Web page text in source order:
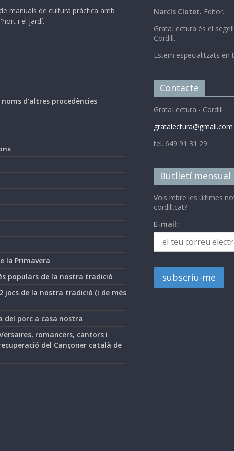
manuals de cultura pràctica amb
i el jardí.
d'altres procedències
la Primavera
populars de la nostra tradició
jocs de la nostra tradició (i de més
del porc a casa nostra
romancers, cantors i
del Cançoner català de
Narcís Clotet. Editor.
GrataLectura és el
Cordill.
Estem especialitzats en
Contacte
GrataLectura - Cordill
gratalectura@gmail.com
tel. 649 91 31 29
Butlletí mensual
Vols rebre les últimes
cordill.cat?
E-mail: